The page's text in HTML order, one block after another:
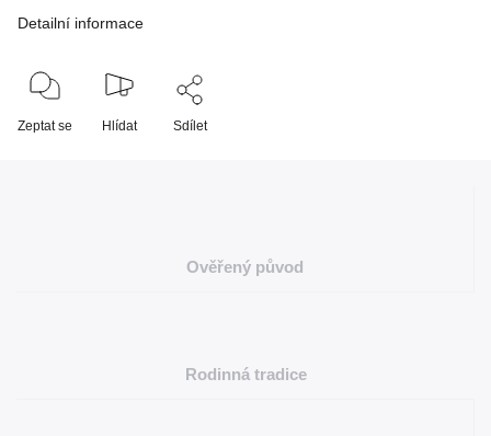
Detailní informace
Zeptat se Hlídat Sdílet
Ověřený původ
Rodinná tradice